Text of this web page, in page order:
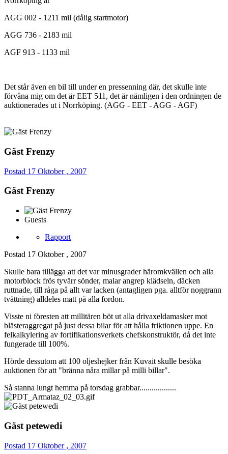
AGG 002 - 1211 mil (dålig startmotor)
AGG 736 - 2183 mil
AGF 913 - 1133 mil
Det står även en bil till under en pressenning där, det skulle inte
förvåna mig om det är EET 511, det är nämligen i den ordningen de
auktionerades ut i Norrköping. (AGG - EET - AGG - AGF)
Gäst Frenzy
Postad 17 Oktober , 2007
Gäst Frenzy
Guests
Rapport
Postad 17 Oktober , 2007
Skulle bara tillägga att det var minusgrader häromkvällen och alla
motorblock frös tyvärr sönder, malar angrep klädseln, däcken
ruttnade, till råga på allt var lacken (antagligen pga. alltför noggrann
tvättning) alldeles matt på alla fordon.
Visste ni föresten att millitären böt ut alla drivaxeldamasker mot
blästeraggregat på just dessa bilar för att hålla friktionen uppe. En
felkalkylering av fortifikationsverkets chefskonstruktör, då det inte
fungerade till 100%.
Hörde dessutom att 100 oljeshejker från Kuvait skulle besöka
auktionen för att "bränna nåra millar på milli billar".
Så stanna lungt hemma på torsdag grabbar..................
Gäst petewedi
Postad 17 Oktober , 2007